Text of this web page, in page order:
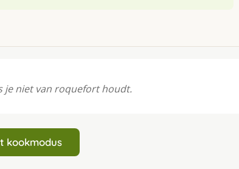
je niet van roquefort houdt.
kookmodus